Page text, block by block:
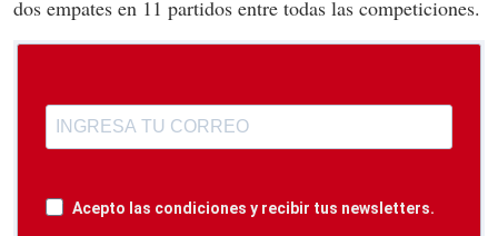
dos empates en 11 partidos entre todas las competiciones.
Acepto las condiciones y recibir tus newsletters.